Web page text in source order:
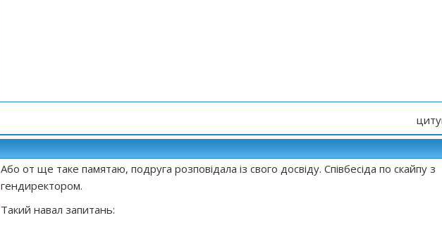
Або от ще таке памятаю, подруга розповідала із свого досвіду. Співбесіда по скайпу з
гендиректором.
Такий навал запитань: